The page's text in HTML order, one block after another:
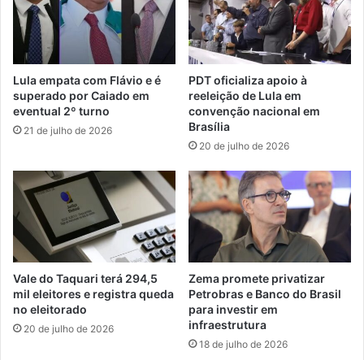
Lula empata com Flávio e é
superado por Caiado em
eventual 2º turno
21 de julho de 2026
PDT oficializa apoio à
reeleição de Lula em
convenção nacional em
Brasília
20 de julho de 2026
Vale do Taquari terá 294,5
mil eleitores e registra queda
no eleitorado
20 de julho de 2026
Zema promete privatizar
Petrobras e Banco do Brasil
para investir em
infraestrutura
18 de julho de 2026